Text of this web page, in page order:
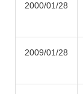
2000/01/28
2009/01/28